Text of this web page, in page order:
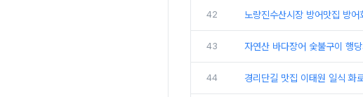
42 노량진수산시장 방어맛집 방
43 자연산 바다장어 숯불구이 행
44 경리단길 맛집 이태원 일식 화